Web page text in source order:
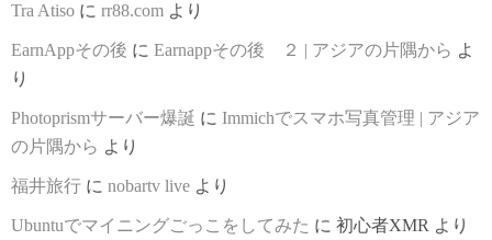
Tra Atiso に rr88.com より
EarnAppその後 に Earnappその後 ２ | アジアの片隅から よ
り
Photoprismサーバー爆誕 に Immichでスマホ写真管理 | アジア
の片隅から より
福井旅行 に nobartv live より
Ubuntuでマイニングごっこをしてみた に 初心者XMR より